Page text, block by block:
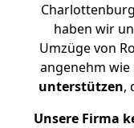
haben wir
Umzüge von
angenehm
unterstützen,
Unsere Firma